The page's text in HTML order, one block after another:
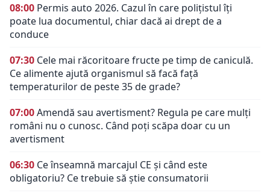
08:00 Permis auto 2026. Cazul în care polițistul îți
poate lua documentul, chiar dacă ai drept de a
conduce
07:30 Cele mai răcoritoare fructe pe timp de caniculă.
Ce alimente ajută organismul să facă față
temperaturilor de peste 35 de grade?
07:00Amendă sau avertisment? Regula pe care mulți
români nu o cunosc. Când poți scăpa doar cu un
avertisment
06:30 Ce înseamnă marcajul CE și când este
obligatoriu? Ce trebuie să știe consumatorii